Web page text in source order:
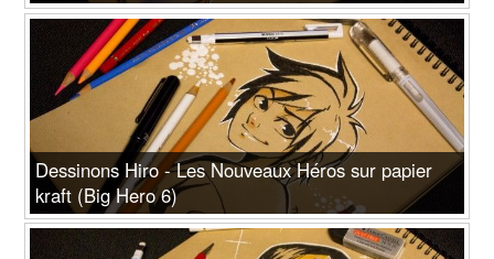
Dessinons Hiro - Les Nouveaux Héros sur papier
kraft (Big Hero 6)